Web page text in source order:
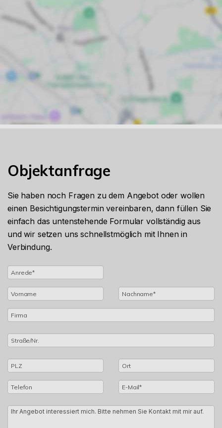
Objektanfrage
Sie haben noch Fragen zu dem Angebot oder wollen
einen Besichtigungstermin vereinbaren, dann füllen Sie
einfach das untenstehende Formular vollständig aus
und wir setzen uns schnellstmöglich mit Ihnen in
Verbindung.